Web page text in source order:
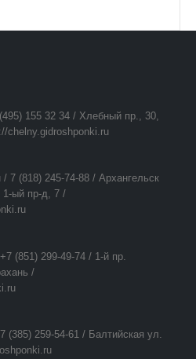
155 32 34 / Хлебный пр., 30,
chelny.gidroshponki.ru
7 (818) 245-74-88 / Архангельск
1-ый пр-д, 7 /
(851) 299-49-74 / 1-й пр.
/
(385) 259-54-61 / Балтийская ул.